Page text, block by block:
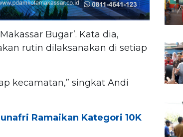
Bugar’. Kata dia,
rutin dilaksanakan di setiap
kecamatan,” singkat Andi
Ramaikan Kategori 10K